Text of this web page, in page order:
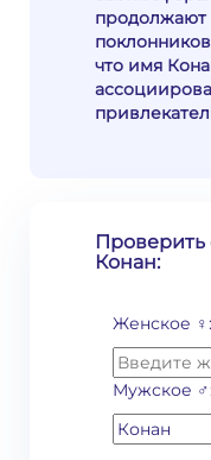
продолжают
что имя
Проверить
Конан:
Женское ♀:
Мужское